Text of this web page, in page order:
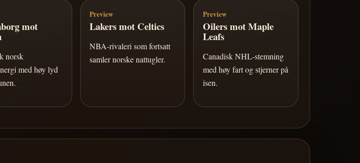
mot
norsk
med høy lyd
Preview
Lakers mot Celtics
NBA-rivaleri som fortsatt
samler norske nattugler.
Preview
Oilers mot Maple
Leafs
Canadisk NHL-stemning
med høy fart og stjerner på
isen.